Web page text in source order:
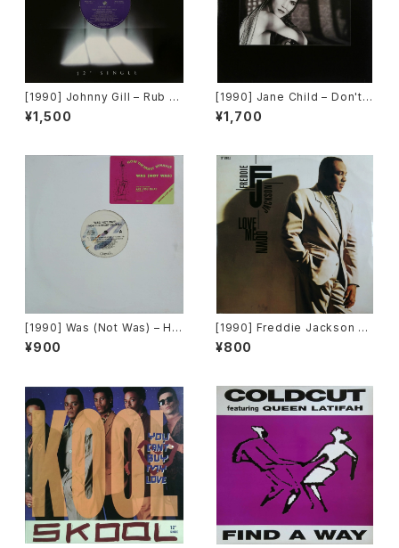
[1990] Johnny Gill – Rub Y
ou The Right Way [Motow
n]
¥1,500
[1990] Jane Child – Don't
Wanna Fall In Love [Warner
Bros. Records]
¥1,700
[1990] Was (Not Was) – Ho
w The Heart Behaves [Chr
ysalis][PROMO]
¥900
[1990] Freddie Jackson –
Love Me Down [Capitol Re
cords]
¥800